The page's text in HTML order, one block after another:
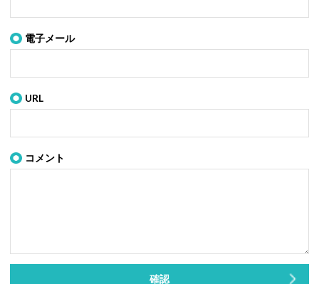
電子メール
URL
コメント